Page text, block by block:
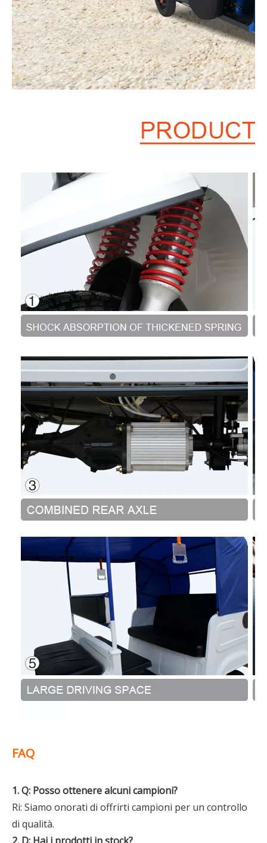
FAQ
1. Q: Posso ottenere alcuni campioni?
Ri: Siamo onorati di offrirti campioni per un controllo
di qualità.